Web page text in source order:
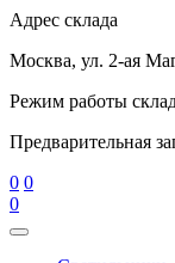
Адрес склада
Москва, ул. 2-ая
Режим работы
Предварительная
0 0
0